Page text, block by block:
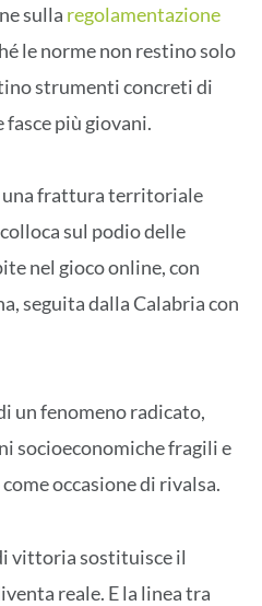
sulla regolamentazione
le norme non restino solo
strumenti concreti di
più giovani.
frattura territoriale
sul podio delle
nel gioco online, con
seguita dalla Calabria con
un fenomeno radicato,
socioeconomiche fragili e
occasione di rivalsa.
vittoria sostituisce il
reale. E la linea tra